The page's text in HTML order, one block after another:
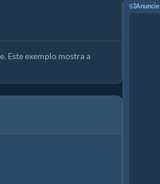
Este exemplo mostra a
Anuncie